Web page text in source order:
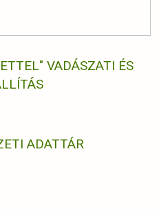
VADÁSZATI ÉS
ADATTÁR